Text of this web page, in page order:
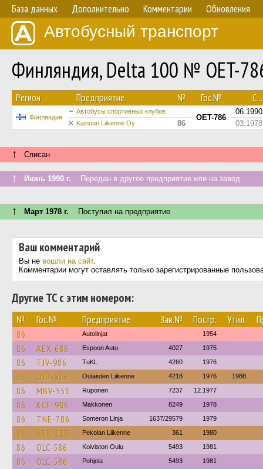
База данных Дополнительно Комментарии Обновления
Автобусный транспорт
Финляндия, Delta 100 № OET-
Регион Предприятие № Гос.№ С...
Финляндия
Автобусы спортивных клубов
OET-786
06.1990
Kainuun Liikenne Oy 86 03.1978
↑ Списан
↑ Июнь 1990 г. Передан в другое предприятие или на завод
↑ Март 1978 г. Поступил на предприятие
Ваш комментарий
Вы не вошли на сайт.
Комментарии могут оставлять только зарегистрированные
Другие ТС с этим номером:
№ Гос.№ Предприятие Зав.№ Постр. Утил.
86 Autolinjat 1954
86 AEX-686 Espoon Auto 4027 1975
86 TJV-986 TuKL 4260 1976
86 OJB-916 Oulaisten Liikenne 4218 1976 1988
86 MBV-551 Ruponen 7237 12.1977
86 KCE-986 Makkonen 8249 1978
86 TNE-786 Someron Linja 1637/29579 1979
86 HSK-223 Pekolan Liikenne 361 1980
86 OLC-586 Koiviston Oulu 5493 1981
86 OLC-586 Pohjola 5493 1981